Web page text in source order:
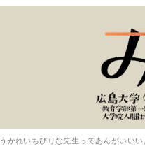
うかれいちびりな先生ってあんがいいい